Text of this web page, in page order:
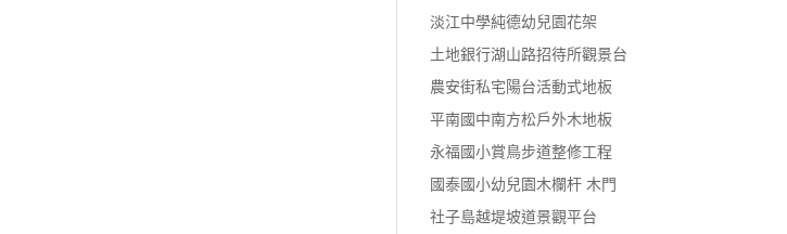
淡江中學純德幼兒園花架
土地銀行湖山路招待所觀景台
農安街私宅陽台活動式地板
平南國中南方松戶外木地板
永福國小賞鳥步道整修工程
國泰國小幼兒園木欄杆 木門
社子島越堤坡道景觀平台